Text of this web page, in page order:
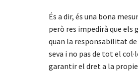
És a dir, és una bona
però res impedirà que els
quan la responsabilitat
seva i no pas de tot el
garantir el dret a la